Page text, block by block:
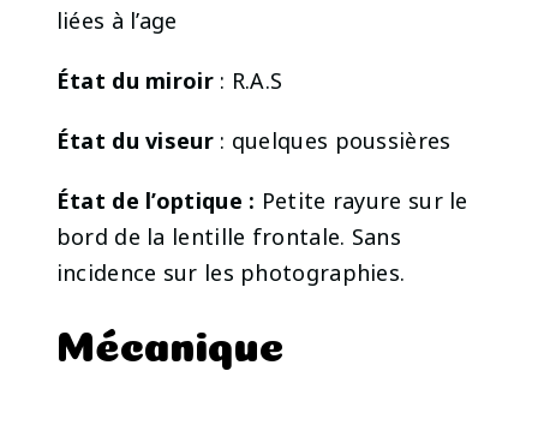
liées à l’age
État du miroir: R.A.S
État du viseur: quelques poussières
État de l’optique : Petite rayure sur le
bord de la lentille frontale. Sans
incidence sur les photographies.
Mécanique